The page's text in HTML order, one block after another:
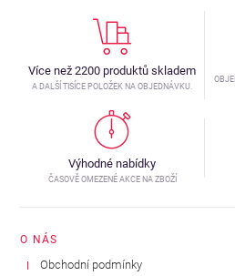
Více než 2200 produktů skladem
A DALŠÍ TISÍCE POLOŽEK NA OBJEDNÁVKU.
Výhodné nabídky
ČASOVĚ OMEZENÉ AKCE NA ZBOŽÍ
O NÁS
Obchodní podmínky